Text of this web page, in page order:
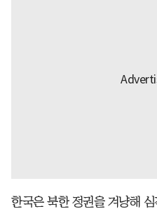
한국은 북한 정권을 겨냥해